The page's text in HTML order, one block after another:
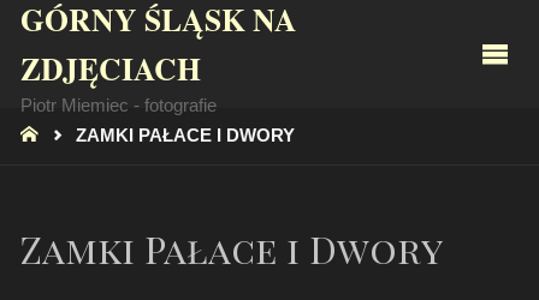
GÓRNY ŚLĄSK NA
ZDJĘCIACH
Piotr Miemiec - fotografie
STRONA
ZAMKI PAŁACE I DWORY
Zamki Pałace i Dwory